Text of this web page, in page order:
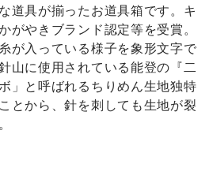
道具が揃ったお道具箱です。キ
がやきブランド認定等を受賞。
が入っている様子を象形文字で
山に使用されている能登の『二
」と呼ばれるちりめん生地独特
とから、針を刺しても生地が裂